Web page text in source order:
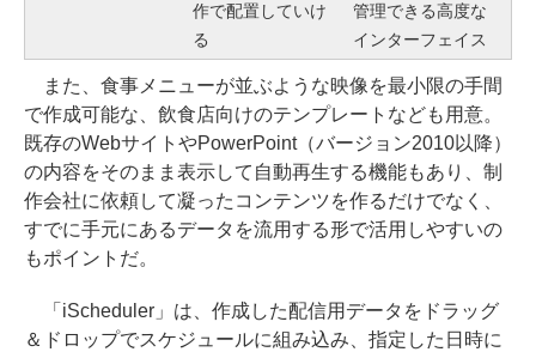
作で配置していけ
る
管理できる高度な
インターフェイス
また、食事メニューが並ぶような映像を最小限の手間
で作成可能な、飲食店向けのテンプレートなども用意。
既存のWebサイトやPowerPoint（バージョン2010以降）
の内容をそのまま表示して自動再生する機能もあり、制
作会社に依頼して凝ったコンテンツを作るだけでなく、
すでに手元にあるデータを流用する形で活用しやすいの
もポイントだ。
「iScheduler」は、作成した配信用データをドラッグ
＆ドロップでスケジュールに組み込み、指定した日時に